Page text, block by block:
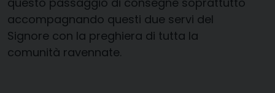
accompagnando questi due servi del
Signore con la preghiera di tutta la
comunità ravennate.